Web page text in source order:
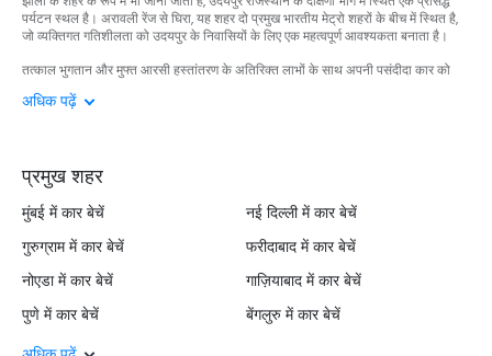
पर्यटन स्थल है। अरावली रेंज से घिरा, यह शहर दो प्रमुख भारतीय मेट्रो शहरों के बीच में स्थित है,
जो व्यक्तिगत गतिशीलता को उदयपुर के निवासियों के लिए एक महत्वपूर्ण आवश्यकता बनाता है।
तत्काल भुगतान और मुफ्त आरसी हस्तांतरण के अतिरिक्त लाभों के साथ अपनी पसंदीदा कार को
कार को तनाव मुक्त तरीके से बेच सकते हैं।
कारदेखो हर कदम पर आपके साथ रहता है। यदि आप अपनी पुरानी कार को उतारने की योजना बना
रहे हैं, तो आज ही हमसे संपर्क करें!
अधिक पढ़ें
प्रमुख शहर
मुंबई में कार बेचें नई दिल्ली में कार बेचें
गुरुग्राम में कार बेचें फरीदाबाद में कार बेचें
नोएडा में कार बेचें गाज़ियाबाद में कार बेचें
पुणे में कार बेचें बेंगलुरु में कार बेचें